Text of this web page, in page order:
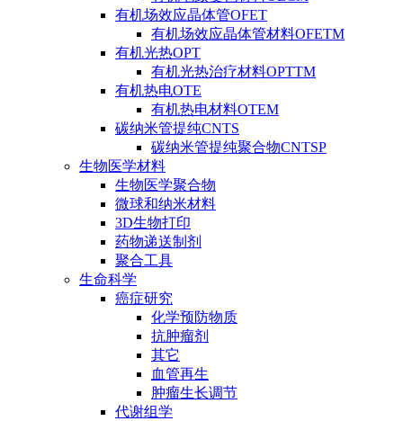
有机场效应晶体管OFET
有机场效应晶体管材料OFETM
有机光热OPT
有机光热治疗材料OPTTM
有机热电OTE
有机热电材料OTEM
碳纳米管提纯CNTS
碳纳米管提纯聚合物CNTSP
生物医学材料
生物医学聚合物
微球和纳米材料
3D生物打印
药物递送制剂
聚合工具
生命科学
癌症研究
化学预防物质
抗肿瘤剂
其它
血管再生
肿瘤生长调节
代谢组学